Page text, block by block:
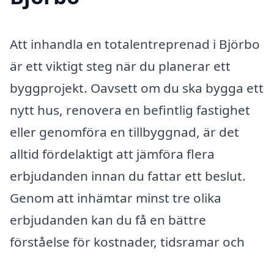
Att inhandla en totalentreprenad i Björbo
är ett viktigt steg när du planerar ett
byggprojekt. Oavsett om du ska bygga ett
nytt hus, renovera en befintlig fastighet
eller genomföra en tillbyggnad, är det
alltid fördelaktigt att jämföra flera
erbjudanden innan du fattar ett beslut.
Genom att inhämtar minst tre olika
erbjudanden kan du få en bättre
förståelse för kostnader, tidsramar och